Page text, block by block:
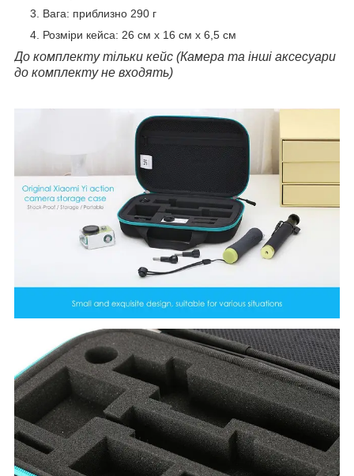
Вага: приблизно 290 г
Розміри кейса: 26 см х 16 см х 6,5 см
До комплекту тільки кейс (Камера та інші аксесуари
до комплекту не входять)